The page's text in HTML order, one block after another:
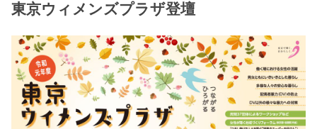
東京ウィメンズプラザ登壇